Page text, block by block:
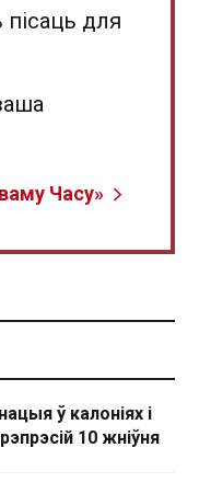
для
Часу»
ў калоніях і
10 жніўня